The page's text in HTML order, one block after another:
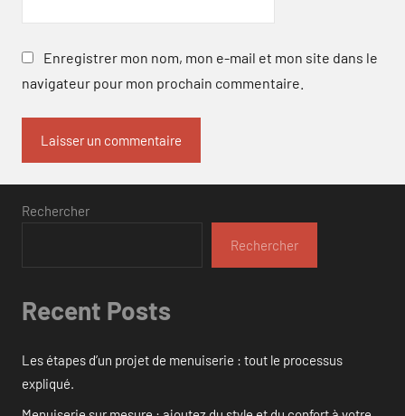
Enregistrer mon nom, mon e-mail et mon site dans le
navigateur pour mon prochain commentaire.
Rechercher
Rechercher
Recent Posts
Les étapes d’un projet de menuiserie : tout le processus
expliqué.